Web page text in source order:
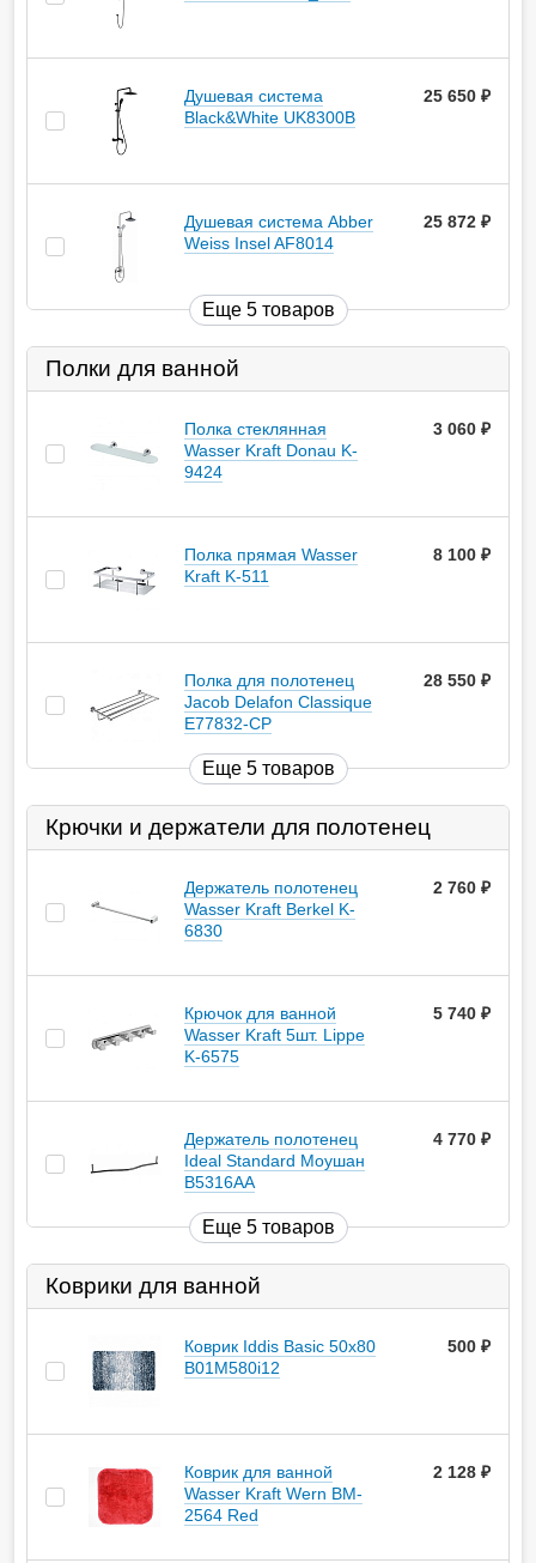
Душевая система
Black&White UK8300В
25 650
Душевая система Abber
Weiss Insel AF8014
25 872
Еще 5 товаров
Полки для ванной
Полка стеклянная
Wasser Kraft Donau K-
9424
3 060
Полка прямая Wasser
Kraft K-511
8 100
Полка для полотенец
Jacob Delafon Classique
E77832-CP
28 550
Еще 5 товаров
Крючки и держатели для полотенец
Держатель полотенец
Wasser Kraft Berkel K-
6830
2 760
Крючок для ванной
Wasser Kraft 5шт. Lippe
K-6575
5 740
Держатель полотенец
Ideal Standard Моушан
B5316AA
4 770
Еще 5 товаров
Коврики для ванной
Коврик Iddis Basic 50х80
B01M580i12
500
Коврик для ванной
Wasser Kraft Wern BM-
2564 Red
2 128